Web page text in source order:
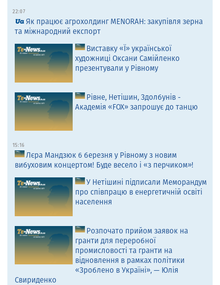
22:07
Як працює агрохолдинг MENORAH: закупівля зерна
та міжнародний експорт
Виставку «Ї» української
художниці Оксани Самійленко
презентували у Рівному
Рівне, Нетішин, Здолбунів -
Академія «FOX» запрошує до танцю
15:16
Лєра Мандзюк 6 березня у Рівному з новим
вибуховим концертом! Буде весело і «з перчиком»!
У Нетішині підписали Меморандум
про співпрацю в енергетичній освіті
населення
Розпочато прийом заявок на
гранти для переробної
промисловості та гранти на
відновлення в рамках політики
«Зроблено в Україні», — Юлія
Свириденко